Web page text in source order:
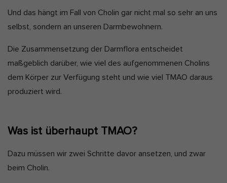
a k
a
l
i
r
Und das hängt im Fall von Cholin gar nicht mal so sehr an uns
selbst, sondern an unseren Darmbewohnern.
Die Zusammensetzung der Darmflora entscheidet
maßgeblich darüber, wie viel des aufgenommenen Cholins
dem Körper zur Verfügung steht und wie viel TMAO daraus
produziert wird.
Was ist überhaupt TMAO?
Dazu müssen wir zwei Schritte davor ansetzen, und zwar
beim Cholin.
Cookie-Informationen anzeigen
Marketing (5)
Marketing-Cookies werden von Drittanbietern oder Publishern
indem sie Besucher über Websites hinweg verfolgen.
Cookie-Informationen anzeigen
standardmäßig blockiert. Wenn Cookies von externen Medien
akzeptiert werden, bedarf der Zugriff auf diese Inhalte keiner
Cookie-Informationen anzeigen